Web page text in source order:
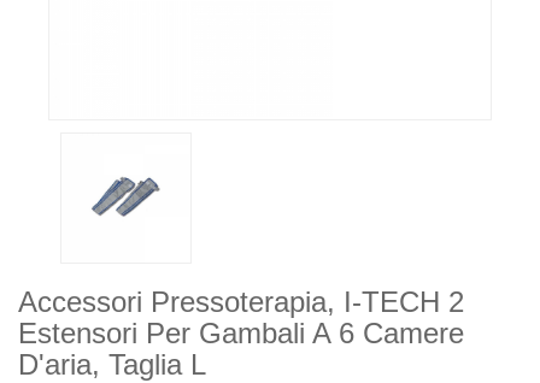
Accessori Pressoterapia, I-TECH 2
Estensori Per Gambali A 6 Camere
D'aria, Taglia L